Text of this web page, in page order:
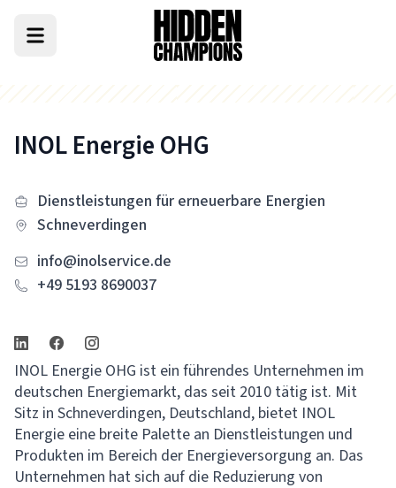
INOL Energie OHG
Dienstleistungen für erneuerbare Energien
Schneverdingen
info@inolservice.de
+49 5193 8690037
INOL Energie OHG ist ein führendes Unternehmen im
deutschen Energiemarkt, das seit 2010 tätig ist. Mit
Sitz in Schneverdingen, Deutschland, bietet INOL
Energie eine breite Palette an Dienstleistungen und
Produkten im Bereich der Energieversorgung an. Das
Unternehmen hat sich auf die Reduzierung von